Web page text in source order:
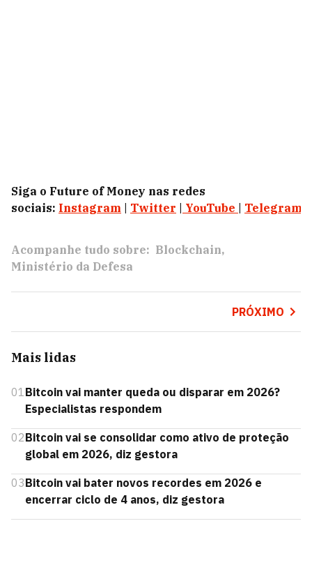
Siga o Future of Money nas redes
sociais: Instagram Twitter YouTube Telegram
Acompanhe tudo sobre: Blockchain
Ministério da Defesa
PRÓXIMO
Mais lidas
01Bitcoin vai manter queda ou disparar em 2026?
Especialistas respondem
02Bitcoin vai se consolidar como ativo de proteção
global em 2026, diz gestora
03Bitcoin vai bater novos recordes em 2026 e
encerrar ciclo de 4 anos, diz gestora